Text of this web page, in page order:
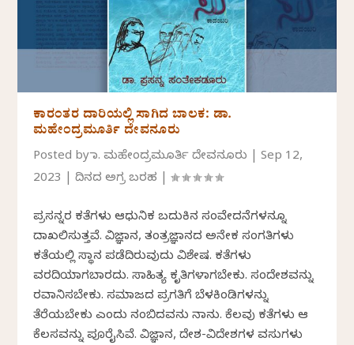
ಕಾರಂತರ ದಾರಿಯಲ್ಲಿ ಸಾಗಿದ ಬಾಲಕ: ಡಾ.
ಮಹೇಂದ್ರಮೂರ್ತಿ ದೇವನೂರು
Posted byಡಾ. ಮಹೇಂದ್ರಮೂರ್ತಿ ದೇವನೂರು |Sep 12,
2023
|ದಿನದ ಅಗ್ರ ಬರಹ |
ಪ್ರಸನ್ನರ ಕತೆಗಳು ಆಧುನಿಕ ಬದುಕಿನ ಸಂವೇದನೆಗಳನ್ನೂ
ದಾಖಲಿಸುತ್ತವೆ. ವಿಜ್ಞಾನ, ತಂತ್ರಜ್ಞಾನದ ಅನೇಕ ಸಂಗತಿಗಳು
ಕತೆಯಲ್ಲಿ ಸ್ಥಾನ ಪಡೆದಿರುವುದು ವಿಶೇಷ. ಕತೆಗಳು
ವರದಿಯಾಗಬಾರದು. ಸಾಹಿತ್ಯ ಕೃತಿಗಳಾಗಬೇಕು. ಸಂದೇಶವನ್ನು
ರವಾನಿಸಬೇಕು. ಸಮಾಜದ ಪ್ರಗತಿಗೆ ಬೆಳಕಿಂಡಿಗಳನ್ನು
ತೆರೆಯಬೇಕು ಎಂದು ನಂಬಿದವನು ನಾನು. ಕೆಲವು ಕತೆಗಳು ಆ
ಕೆಲಸವನ್ನು ಪೂರೈಸಿವೆ. ವಿಜ್ಞಾನ, ದೇಶ-ವಿದೇಶಗಳ ವಸುಗಳು